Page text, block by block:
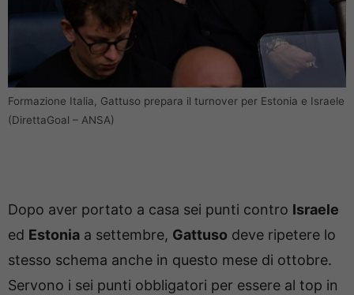
Formazione Italia, Gattuso prepara il turnover per Estonia e Israele
(DirettaGoal – ANSA)
Dopo aver portato a casa sei punti contro Israele
ed Estonia a settembre, Gattuso deve ripetere lo
stesso schema anche in questo mese di ottobre.
Servono i sei punti obbligatori per essere al top in